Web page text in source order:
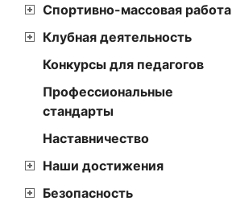
Спортивно-массовая работа
Клубная деятельность
Конкурсы для педагогов
Профессиональные
стандарты
Наставничество
Наши достижения
Безопасность